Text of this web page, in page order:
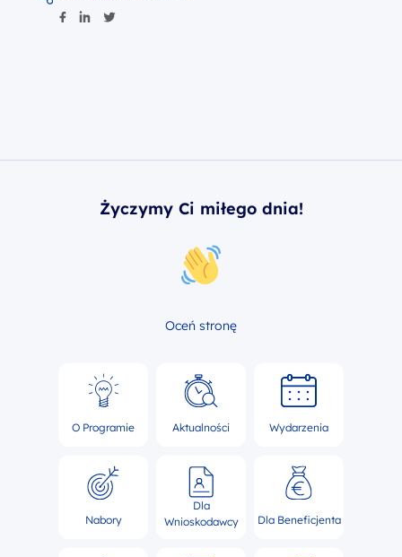
Życzymy Ci miłego dnia!
Oceń stronę
O Programie Aktualności Wydarzenia
Nabory
Dla
Wnioskodawcy
Dla Beneficjenta